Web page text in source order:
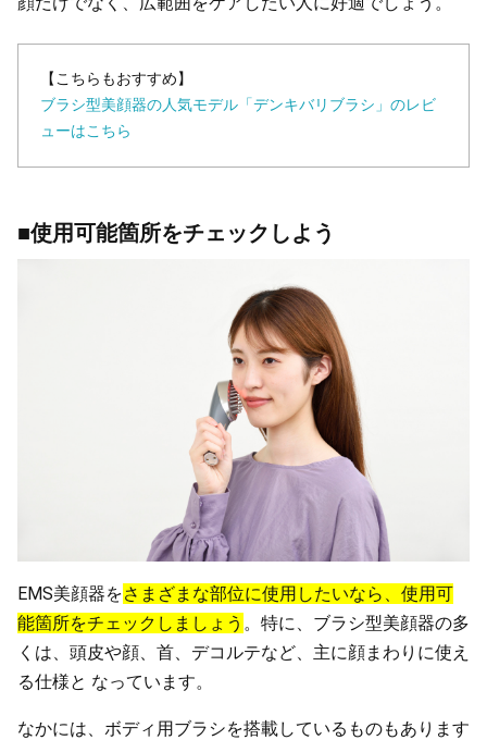
【こちらもおすすめ】
ブラシ型美顔器の人気モデル「デンキバリブラシ」のレビ
ューはこちら
■使用可能箇所をチェックしよう
EMS美顔器をさまざまな部位に使用したいなら、使用可
能箇所をチェックしましょう 。特に、ブラシ型美顔器の多
くは、頭皮や顔、首、デコルテなど、主に顔まわりに使え
る仕様と なっています。
なかには、ボディ用ブラシを搭載しているものもあります